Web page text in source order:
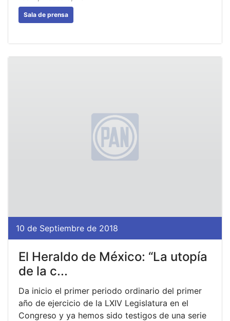
Sala de prensa
10 de Septiembre de 2018
El Heraldo de México: “La utopía
de la c...
Da inicio el primer periodo ordinario del primer
año de ejercicio de la LXIV Legislatura en el
Congreso y ya hemos sido testigos de una serie